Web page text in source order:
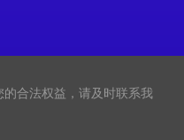
合法权益，请及时联系我